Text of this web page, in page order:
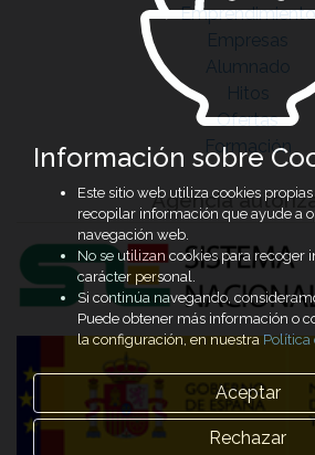
Emprendimiento
Empresas
Alumnado
Hitos
Ofertas
Formación
Agencia
Información sobre
Este sitio web utiliza cookies
recopilar información que ayude a
navegación web.
No se utilizan cookies para recoger
carácter personal.
Si continúa navegando,
Puede obtener más información o
la configuración, en nuestraPolítica
Aceptar
Rechazar